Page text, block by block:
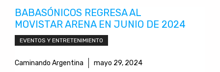
BABASÓNICOS REGRESA AL
MOVISTAR ARENA EN JUNIO DE 2024
EVENTOS Y ENTRETENIMIENTO
Caminando Argentina mayo 29, 2024